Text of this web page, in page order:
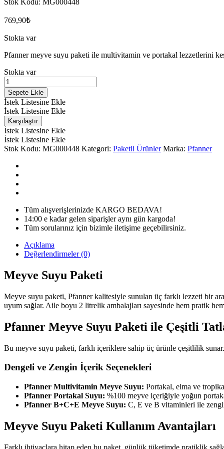
769,90₺
Stokta var
Pfanner meyve suyu paketi ile multivitamin ve portakal lezzetlerini
Stokta var
Pfanner
Meyve
Suyu
Paketi
miktarı
Sepete Ekle
İstek Listesine Ekle
İstek Listesine Ekle
Karşılaştır
İstek Listesine Ekle
İstek Listesine Ekle
Stok Kodu: MG000448 Kategori: Paketli Ürünler Marka: Pfanner
Tüm alışverişlerinizde KARGO BEDAVA!
14:00 e kadar gelen siparişler aynı gün kargoda!
Tüm sorularınız için bizimle iletişime geçebilirsiniz.
Açıklama
Değerlendirmeler (0)
Meyve Suyu Paketi
Meyve suyu paketi, Pfanner kalitesiyle sunulan üç farklı lezzeti bir
uyum sağlar. Aile boyu 2 litrelik ambalajları sayesinde hem pratik
Pfanner Meyve Suyu Paketi ile Çeşitli
Bu meyve suyu paketi, farklı içeriklere sahip üç ürünle çeşitlilik
Dengeli ve Zengin İçerik Seçenekleri
Pfanner Multivitamin Meyve Suyu: Portakal, elma ve
Pfanner Portakal Suyu: %100 meyve içeriğiyle yoğun
Pfanner B+C+E Meyve Suyu: C, E ve B vitaminleri ile
Meyve Suyu Paketi Kullanım Avantajları
Farklı ihtiyaçlara hitap eden bu paket, günlük tüketimde pratiklik